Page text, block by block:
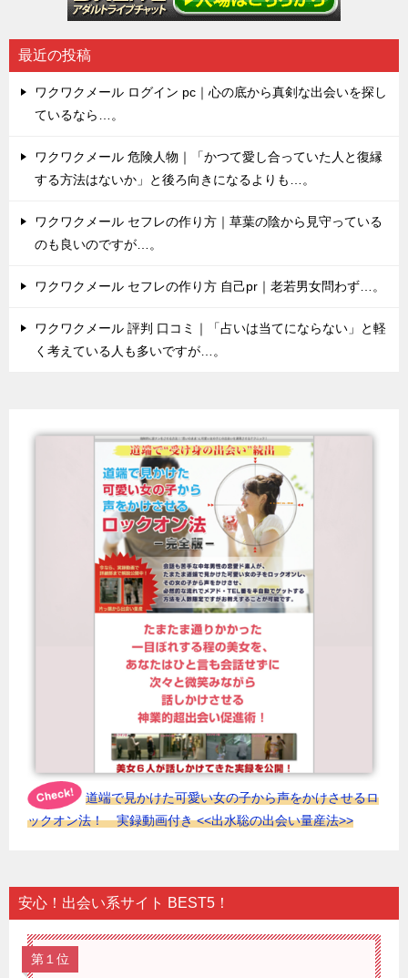
最近の投稿
ワクワクメール ログイン pc｜心の底から真剣な出会いを探し
ているなら…。
ワクワクメール 危険人物｜「かつて愛し合っていた人と復縁
する方法はないか」と後ろ向きになるよりも…。
ワクワクメール セフレの作り方｜草葉の陰から見守っている
のも良いのですが…。
ワクワクメール セフレの作り方 自己pr｜老若男女問わず…。
ワクワクメール 評判 口コミ｜「占いは当てにならない」と軽
く考えている人も多いですが…。
道端で見かけた可愛い女の子から声をかけさせるロ
ックオン法！ 実録動画付き <<出水聡の出会い量産法>>
安心！出会い系サイト BEST5！
第１位